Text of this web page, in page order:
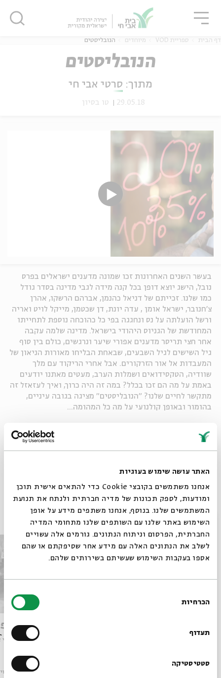
האתר עושה שימוש בעוגיות
אנחנו משתמשים בקובצי Cookie כדי להתאים אישית תוכן
ומודעות, לספק תכונות של מדיה חברתית ולנתח את תנועת
המשתמשים שלנו. בנוסף, אנחנו משתפים מידע על אופן
השימוש באתר שלנו עם השותפים שלנו מתחומי המדיה
החברתית, הפרסום וניתוח הנתונים. גורמים אלה עשויים
לשלב את הנתונים האלה עם מידע אחר שסיפקתם או שהם
אספו בעקבות השימוש שעשיתם בשירותים שלהם.
הסכמה
הכרחיות
תעדוף
סטטיסטיקה
אנגלית
דף הבית ספריית VOD מיוחדים הנובליסטים
הנובליסטים
מתוך: סרטי אבי חי
29.05.18 טו בסיון
בעשר השנים האחרונות זכו שמונה מדענים ישראלים בפרס
נובל, הישג יוצא דופן בכל קנה מידה לגבי מדינה בסדר גודל
כמו שלנו. זכייתם של דניאל כהנמן, אברהם הרשקו, אהרן
צ'חנובר, ישראל אומן , עדה יונת, דן שכטמן, מייקל לויט ואריה
ורשל הועלתה על נס ונחגגה בפי כל כהוכחה נוספת לתחייתו
המחודשת של הגניוס היהודי בישראל. מדינה שלמה עקבה
אחר חצי תריסר מדענים אפורי שיער ונרגשים, כולם בין סוף
גיל השישים לגיל השבעים, שבאחת הבליחו מאורות הניאון של
המעבדות אל אור הזרקורים. אבל אחרי הריקוד עם מלך
שוודיה, הטקסידואים ושמלות הערב, מעטים מאתנו יודעים
באמת על מה הם זכו בכלל? במה זה היה כרוך, ואיך לעזאזל זה
מתקשר לחיים שלנו? "הנובליסטים" מציגה בגובה עיניים,
בהומור ובאופן קולנועי על מה כל המהומה...
פרקים נוספים בסדרה
ליל
מתוך: סרטי
מיוחדים
סגור
סגור